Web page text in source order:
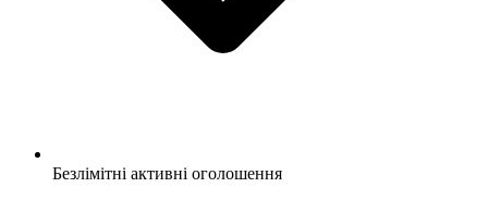
Безлімітні активні оголошення